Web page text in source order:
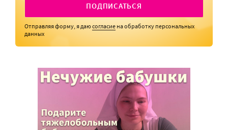
ПОДПИСАТЬСЯ
Отправляя форму, я даюсогласие на обработку персональных
данных